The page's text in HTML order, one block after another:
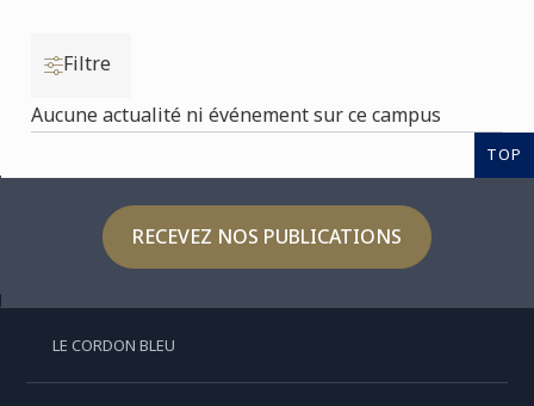
Filtre
Aucune actualité ni événement sur ce campus
TOP
RECEVEZ NOS PUBLICATIONS
LE CORDON BLEU